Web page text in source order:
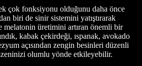
çok fonksiyonu olduğunu daha önce
biri de sinir sistemini yatıştırarak
melatonin üretimini artıran önemli bir
kabak çekirdeği, ıspanak, avokado
açısından zengin besinleri düzenli
olumlu yönde etkileyebilir.